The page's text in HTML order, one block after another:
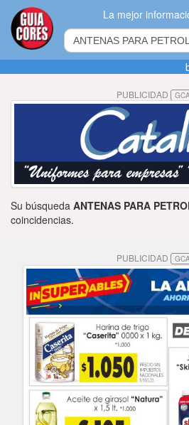
La mejor
PUBLICIDAD
Su búsqueda ANTENAS PARA
coincidencias.
PUBLICIDAD